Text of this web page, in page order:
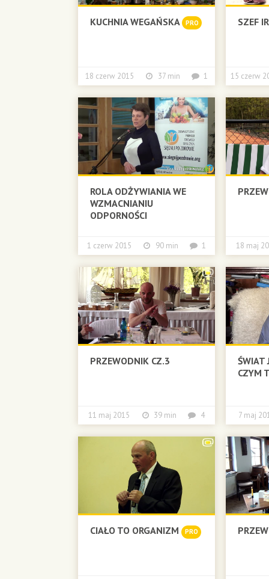
KUCHNIA WEGAŃSKA PRO
18 czerw 2015 37 min 1
SZEF
15
ROLA ODŻYWIANIA WE
WZMACNIANIU
ODPORNOŚCI
1 czerw 2015 90 min 1 18 maj
PRZEWODNIK CZ.3
11 maj 2015 39 min 4
ŚWIAT
CZYM
7 maj
CIAŁO TO ORGANIZM PRO